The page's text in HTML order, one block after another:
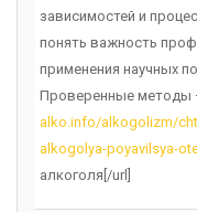
зависимостей и
понять важность
применения научных
Проверенные методы
alko.info/alkogolizm/
alkogolya-poyavilsya-
алкоголя[/url]